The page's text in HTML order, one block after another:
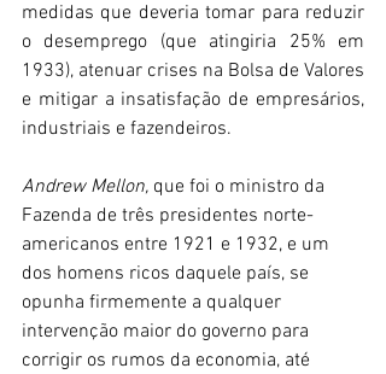
medidas que deveria tomar para reduzir
o desemprego (que atingiria 25% em
1933), atenuar crises na Bolsa de Valores
e mitigar a insatisfação de empresários,
industriais e fazendeiros.
Andrew Mellon, que foi o ministro da
Fazenda de três presidentes norte-
americanos entre 1921 e 1932, e um
dos homens ricos daquele país, se
opunha firmemente a qualquer
intervenção maior do governo para
corrigir os rumos da economia, até